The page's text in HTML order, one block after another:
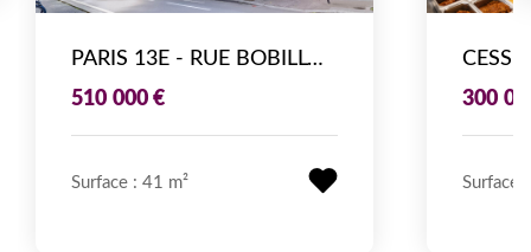
PARIS 13E - RUE BOBILLOT - LOCAL COMMERCIAL LOUÉ - POTENTIEL DE REVALORISATION
510 000 €
Surface : 41 m²
300
Surface